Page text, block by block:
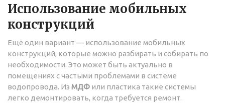
Использование мобильных
конструкций
Ещё один вариант — использование мобильных
конструкций, которые можно разбирать и собирать по
необходимости. Это может быть актуально в
помещениях с частыми проблемами в системе
водопровода. Из МДФ или пластика такие системы
легко демонтировать, когда требуется ремонт.